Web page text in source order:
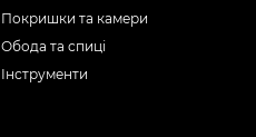
Покришки та камери
Обода та спиці
Інструменти